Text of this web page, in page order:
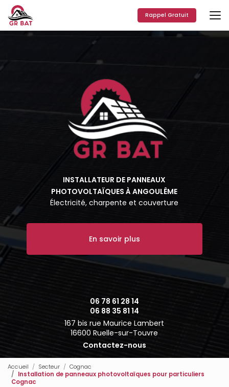
Aller
au
contenu
principal
Rappel Gratuit
INSTALLATEUR DE PANNEAUX
PHOTOVOLTAÏQUES À ANGOULÊME
Électricité, charpente et couverture
En savoir plus
06 78 61 28 14
06 88 35 81 14
167 bis rue Maurice Lambert
16600 Ruelle-sur-Touvre
Contactez-nous
Accueil Secteur
Cognac
Installation de panneaux photovoltaïques pour particuliers
Cognac